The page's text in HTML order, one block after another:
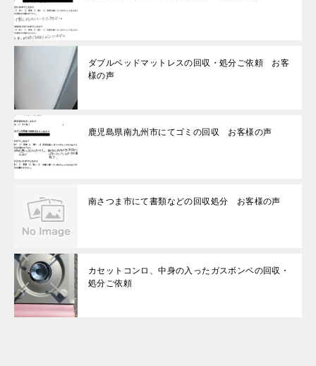
ダブルベッドマットレスの回収・処分ご依頼 お客
様の声
鹿児島県南九州市にてゴミの回収 お客様の声
南さつま市にて書類などの回収処分 お客様の声
カセットコンロ、中身の入ったガスボンベの回収・
処分ご依頼